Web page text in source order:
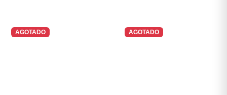
AGOTADO AGOTADO